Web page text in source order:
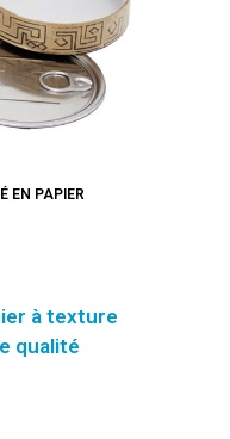
EN PAPIER
à texture
qualité